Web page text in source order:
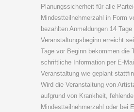
Planungssicherheit für alle
Mindestteilnehmerzahl in Form
bezahlten Anmeldungen 14 Tage
Veranstaltungsbeginn erreicht
Tage vor Beginn bekommen die
schriftliche Information per E-
Veranstaltung wie geplant
Wird die Veranstaltung von
aufgrund von Krankheit,
Mindestteilnehmerzahl oder bei